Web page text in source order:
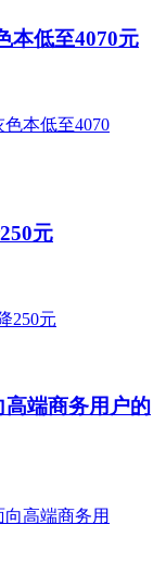
本低至4070元
元
端商务用户的